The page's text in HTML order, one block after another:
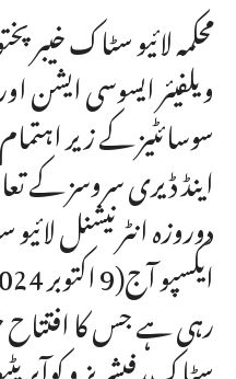
محکمہ لائیو سٹاک خیبر
ویلفیئر ایسوسی ایشن
سوسائٹیز کے زیر
اینڈ ڈیری سروسز کے
دوروزہ انٹرنیشنل
رہی ہے جس کا افتتاح